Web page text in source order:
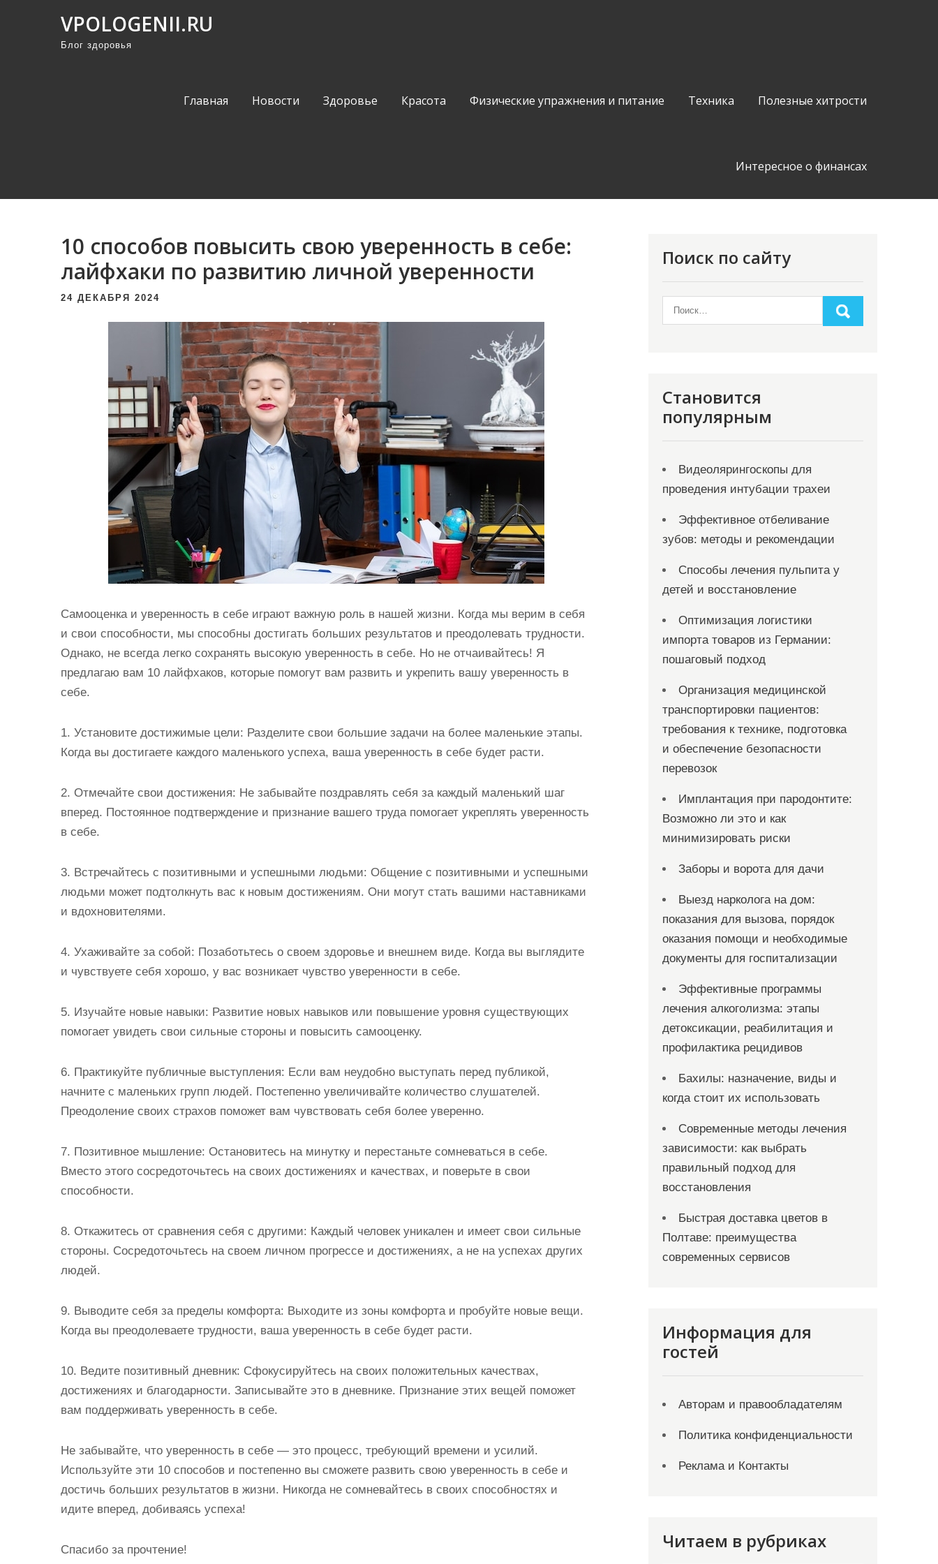
VPOLOGENII.RU
Блог здоровья
Главная Новости Здоровье Красота Физические упражнения и питание Техника Полезные хитрости
Интересное о финансах
10 способов повысить свою уверенность в себе:
лайфхаки по развитию личной уверенности
24 ДЕКАБРЯ 2024
Самооценка и уверенность в себе играют важную роль в нашей жизни. Когда мы верим в себя
и свои способности, мы способны достигать больших результатов и преодолевать трудности.
Однако, не всегда легко сохранять высокую уверенность в себе. Но не отчаивайтесь! Я
предлагаю вам 10 лайфхаков, которые помогут вам развить и укрепить вашу уверенность в
себе.
1. Установите достижимые цели: Разделите свои большие задачи на более маленькие этапы.
Когда вы достигаете каждого маленького успеха, ваша уверенность в себе будет расти.
2. Отмечайте свои достижения: Не забывайте поздравлять себя за каждый маленький шаг
вперед. Постоянное подтверждение и признание вашего труда помогает укреплять уверенность
в себе.
3. Встречайтесь с позитивными и успешными людьми: Общение с позитивными и успешными
людьми может подтолкнуть вас к новым достижениям. Они могут стать вашими наставниками
и вдохновителями.
4. Ухаживайте за собой: Позаботьтесь о своем здоровье и внешнем виде. Когда вы выглядите
и чувствуете себя хорошо, у вас возникает чувство уверенности в себе.
5. Изучайте новые навыки: Развитие новых навыков или повышение уровня существующих
помогает увидеть свои сильные стороны и повысить самооценку.
6. Практикуйте публичные выступления: Если вам неудобно выступать перед публикой,
начните с маленьких групп людей. Постепенно увеличивайте количество слушателей.
Преодоление своих страхов поможет вам чувствовать себя более уверенно.
7. Позитивное мышление: Остановитесь на минутку и перестаньте сомневаться в себе.
Вместо этого сосредоточьтесь на своих достижениях и качествах, и поверьте в свои
способности.
8. Откажитесь от сравнения себя с другими: Каждый человек уникален и имеет свои сильные
стороны. Сосредоточьтесь на своем личном прогрессе и достижениях, а не на успехах других
людей.
9. Выводите себя за пределы комфорта: Выходите из зоны комфорта и пробуйте новые вещи.
Когда вы преодолеваете трудности, ваша уверенность в себе будет расти.
10. Ведите позитивный дневник: Сфокусируйтесь на своих положительных качествах,
достижениях и благодарности. Записывайте это в дневнике. Признание этих вещей поможет
вам поддерживать уверенность в себе.
Не забывайте, что уверенность в себе — это процесс, требующий времени и усилий.
Используйте эти 10 способов и постепенно вы сможете развить свою уверенность в себе и
достичь больших результатов в жизни. Никогда не сомневайтесь в своих способностях и
идите вперед, добиваясь успеха!
Спасибо за прочтение!
Поиск по сайту
Становится
популярным
Видеолярингоскопы для
проведения интубации трахеи
Эффективное отбеливание
зубов: методы и рекомендации
Способы лечения пульпита у
детей и восстановление
Оптимизация логистики
импорта товаров из Германии:
пошаговый подход
Организация медицинской
транспортировки пациентов:
требования к технике, подготовка
и обеспечение безопасности
перевозок
Имплантация при пародонтите:
Возможно ли это и как
минимизировать риски
Заборы и ворота для дачи
Выезд нарколога на дом:
показания для вызова, порядок
оказания помощи и необходимые
документы для госпитализации
Эффективные программы
лечения алкоголизма: этапы
детоксикации, реабилитация и
профилактика рецидивов
Бахилы: назначение, виды и
когда стоит их использовать
Современные методы лечения
зависимости: как выбрать
правильный подход для
восстановления
Быстрая доставка цветов в
Полтаве: преимущества
современных сервисов
Информация для
гостей
Авторам и правообладателям
Политика конфиденциальности
Реклама и Контакты
Читаем в рубриках